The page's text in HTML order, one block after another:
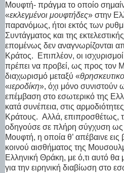
Μουφτή- πράγμα το οποίο
«εκλεγμένοι μουφτήδες» στην
παρανόμως, ήτοι εκτός των
Συντάγματος και της
επομένως δεν αναγνωρίζονται
Κράτος.
Επιπλέον, οι
πρέπει να προβεί, ως προς τον
διαχωρισμό μεταξύ «
«ιεροδίκη», όχι μόνο συνιστούν
επέμβαση στο εσωτερικό της
κατά συνέπεια, στις
Κράτους. Αλλά, επιπροσθέτως,
οδηγούσε σε πλήρη σύγχυση ως
Μουφτή, η οποία θ’ απέβαινε
κοινού αισθήματος της
Ελληνική Θράκη, με ό,τι αυτό
για την ειρηνική διαβίωση στο